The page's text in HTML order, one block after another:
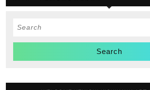
Search